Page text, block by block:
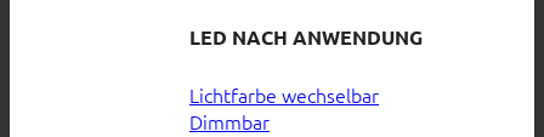
LED NACH ANWENDUNG
Lichtfarbe wechselbar
Dimmbar